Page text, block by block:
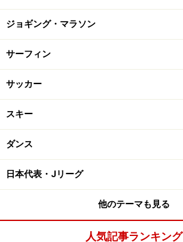
ジョギング・マラソン
サーフィン
サッカー
スキー
ダンス
日本代表・Jリーグ
他のテーマも見る
人気記事ランキング